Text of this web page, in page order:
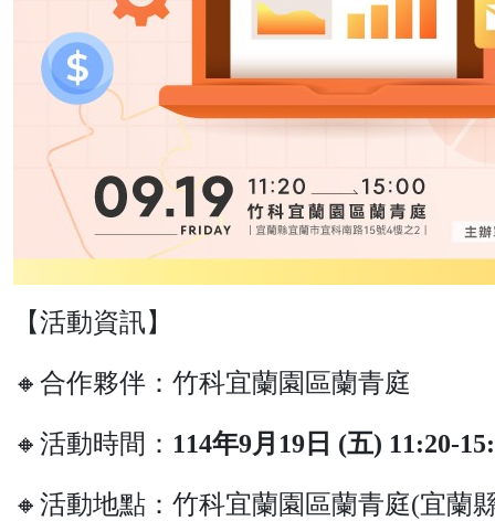
【活動資訊】
🔸合作夥伴：竹科宜蘭園區蘭青庭
🔸活動時間： 114年9月 19 日 (五) 11:20-
🔸活動地點：竹科宜蘭園區蘭青庭(宜蘭